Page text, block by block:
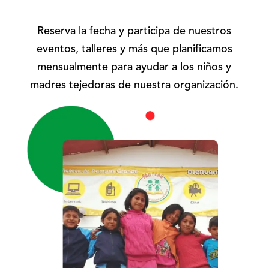
Reserva la fecha y participa de nuestros
eventos, talleres y más que planificamos
mensualmente para ayudar a los niños y
madres tejedoras de nuestra organización.